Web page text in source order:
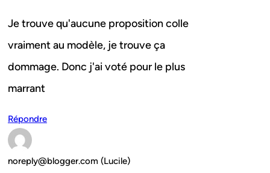
Je trouve qu'aucune proposition colle
vraiment au modèle, je trouve ça
dommage. Donc j'ai voté pour le plus
marrant
Répondre
noreply@blogger.com (Lucile)